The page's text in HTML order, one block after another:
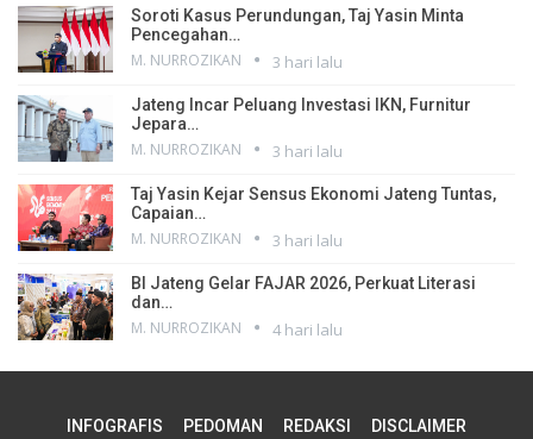
Soroti Kasus Perundungan, Taj Yasin Minta
Pencegahan…
M. NURROZIKAN 3 hari lalu
Jateng Incar Peluang Investasi IKN, Furnitur
Jepara…
M. NURROZIKAN 3 hari lalu
Taj Yasin Kejar Sensus Ekonomi Jateng Tuntas,
Capaian…
M. NURROZIKAN 3 hari lalu
BI Jateng Gelar FAJAR 2026, Perkuat Literasi
dan…
M. NURROZIKAN 4 hari lalu
INFOGRAFIS PEDOMAN REDAKSI DISCLAIMER